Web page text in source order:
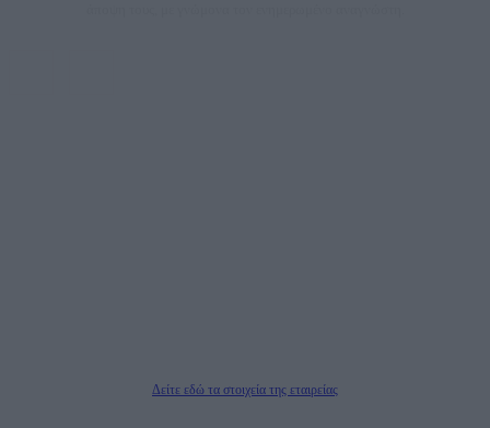
Δείτε εδώ τα στοιχεία της εταιρείας